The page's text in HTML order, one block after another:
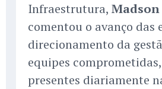
Infraestrutura,
comentou o avanço das
direcionamento da
equipes
presentes diariamente